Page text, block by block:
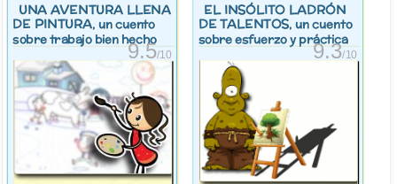
UNA AVENTURA LLENA
DE PINTURA, un cuento
sobre trabajo bien hecho
9.5/10
EL INSÓLITO LADRÓN
DE TALENTOS, un cuento
sobre esfuerzo y práctica
9.3/10